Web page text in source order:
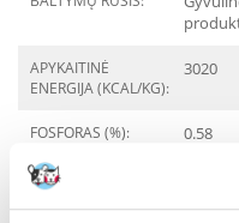
APYKAITINĖ
ENERGIJA (KCAL/KG):
3020
FOSFORAS (%): 0.58
RIEBALAI (%):